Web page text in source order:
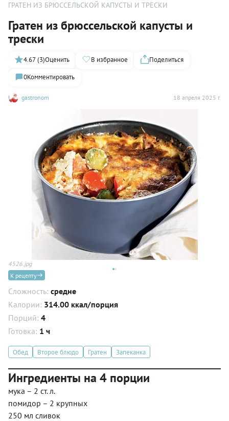
ГРАТЕН ИЗ БРЮССЕЛЬСКОЙ КАПУСТЫ И ТРЕСКИ
Гратен из брюссельской капусты и
трески
gastronom 18 апреля 2025 г.
4.67 (3)Оценить В избранное
Поделиться
0Комментировать
4526.jpg
К рецепту
Сложность: средне
Калории: 314.00 ккал/порция
Порций: 4
Готовка: 1 ч
Обед Второе блюдо Гратен Запеканка
Ингредиенты на 4 порции
мука – 2 ст. л.
помидор – 2 крупных
250 мл сливок